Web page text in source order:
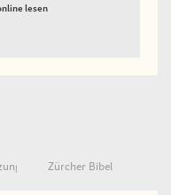
lesen
Zürcher Bibel